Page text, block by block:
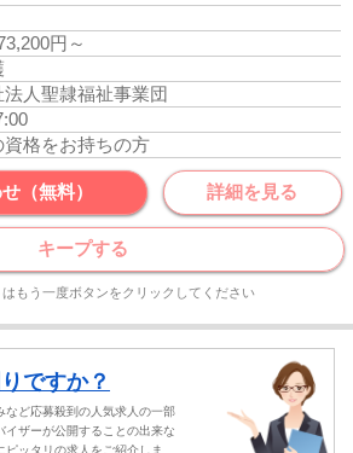
円～
人聖隷福祉事業団
資格をお持ちの方
（無料） 詳細を見る
キープする
もう一度ボタンをクリックしてください
ですか？
など応募殺到の人気求人の一部
イザーが公開することの出来な
ピッタリの求人をご紹介しま